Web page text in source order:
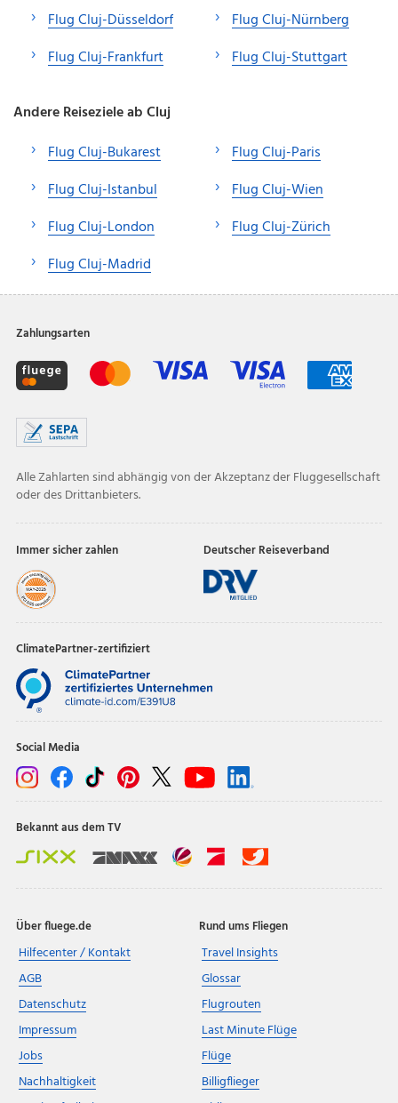
Flug Cluj-Düsseldorf
Flug Cluj-Frankfurt
Flug Cluj-Nürnberg
Flug Cluj-Stuttgart
Andere Reiseziele ab Cluj
Flug Cluj-Bukarest
Flug Cluj-Istanbul
Flug Cluj-London
Flug Cluj-Madrid
Flug Cluj-Paris
Flug Cluj-Wien
Flug Cluj-Zürich